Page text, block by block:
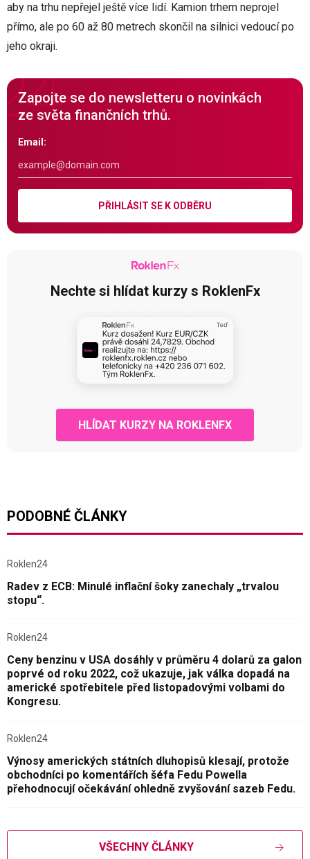
aby na trhu nepřejel ještě více lidí. Kamion trhem neprojel
přímo, ale po 60 až 80 metrech skončil na silnici vedoucí po
jeho okraji.
Zapojte se do newsletteru o novinkách
ze světa finančních trhů.
Email:
PŘIHLÁSIT SE K ODBĚRU
Nechte si hlídat kurzy s RoklenFx
HLÍDAT KURZY NA ROKLENFX
PODOBNÉ ČLÁNKY
Roklen24
Radev z ECB: Minulé inflační šoky zanechaly „trvalou
stopu“.
Roklen24
Ceny benzinu v USA dosáhly v průměru 4 dolarů za galon
poprvé od roku 2022, což ukazuje, jak válka dopadá na
americké spotřebitele před listopadovými volbami do
Kongresu.
Roklen24
Výnosy amerických státních dluhopisů klesají, protože
obchodníci po komentářích šéfa Fedu Powella
přehodnocují očekávání ohledně zvyšování sazeb Fedu.
VŠECHNY ČLÁNKY